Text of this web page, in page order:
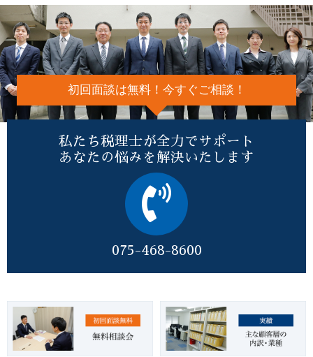
初回面談は無料！今すぐご相談！
私たち税理士が全力でサポート
あなたの悩みを解決いたします
075-468-8600